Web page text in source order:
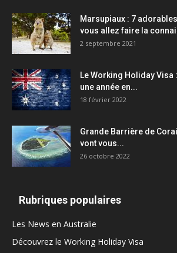
Marsupiaux : 7
vous allez faire la
2 septembre 2021
Le Working Holiday
une année en...
18 février 2022
Grande Barrière de
vont vous...
26 octobre 2022
Rubriques populaires
Les News en Australie
Découvrez le Working Holiday Visa